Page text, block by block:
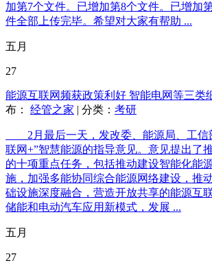
加第7个文件。已增加第8个文件。已增加
件全部上传完毕。希望对大家有帮助 ...
五月
27
能源互联网频获政策利好 智能电网等三类
布： 经管之家 | 分类： 考研
2月最后一天，发改委、能源局、工信
联网+”智慧能源的指导意见。意见提出了
的十项重点任务，包括推动建设智能化能
施，加强多能协同综合能源网络建设，推
础设施深度融合，营造开放共享的能源互
储能和电动汽车应用新模式，发展 ...
五月
27